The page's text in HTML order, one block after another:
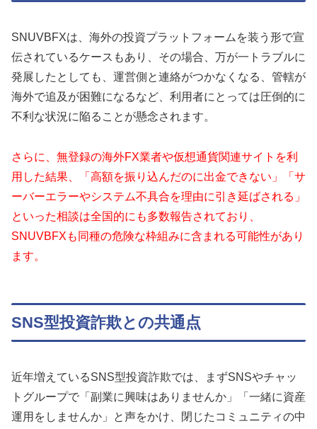
SNUVBFXは、海外の投資プラットフォームを装う形で宣
伝されているケースもあり、その場合、万が一トラブルに
発展したとしても、運営側と連絡がつかなくなる、管轄が
海外で追及が困難になるなど、利用者にとっては圧倒的に
不利な状況に陥ることが懸念されます。
さらに、無登録の海外FX業者や仮想通貨関連サイトを利
用した結果、「高額を振り込んだのに出金できない」「サ
ーバーエラーやシステム不具合を理由に引き延ばされる」
といった相談は全国的にも多数報告されており、
SNUVBFXも同種の危険な枠組みに含まれる可能性があり
ます。
SNS型投資詐欺との共通点
近年増えているSNS型投資詐欺では、まずSNSやチャッ
トグループで「副業に興味はありませんか」「一緒に資産
運用をしませんか」と声をかけ、閉じたコミュニティの中